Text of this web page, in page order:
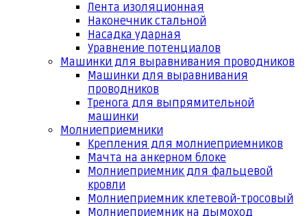
Лента изоляционная
Наконечник стальной
Насадка ударная
Уравнение потенциалов
Машинки для выравнивания проводников
Машинки для выравнивания
проводников
Тренога для выпрямительной
машинки
Молниеприемники
Крепления для молниеприемников
Мачта на анкерном блоке
Молниеприемник для фальцевой
кровли
Молниеприемник клетевой-тросовый
Молниеприемник на дымоход